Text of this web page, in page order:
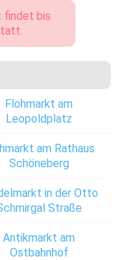
findet bis
Flohmarkt am
Leopoldplatz
am Rathaus
Schöneberg
in der Otto
Straße
Antikmarkt am
Ostbahnhof